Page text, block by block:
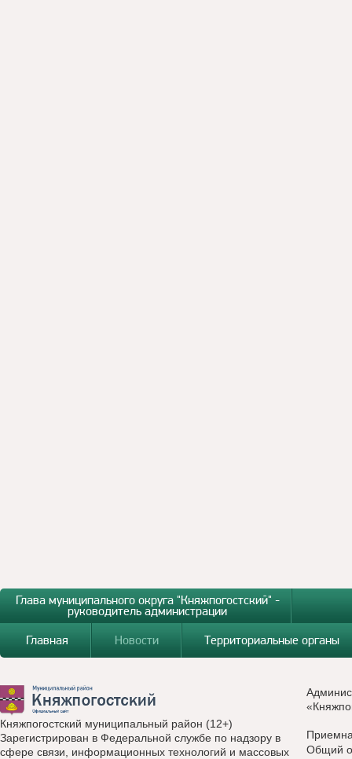
Глава муниципального округа "Княжпогостский" -
руководитель администрации
Главная
Новости Территориальные органы
Княжпогостский муниципальный район (12+)
Зарегистрирован в Федеральной службе по надзору в
сфере связи, информационных технологий и массовых
Общий